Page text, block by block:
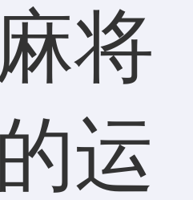
将
运